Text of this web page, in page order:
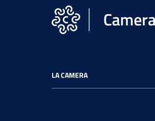
LA CAMERA